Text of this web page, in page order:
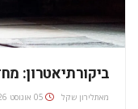
ביקורתיאטרון:
מאתלירון שקל 05 אוגוסט 2026